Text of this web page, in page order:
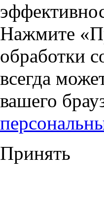
Нажмите
обработки
всегда
вашего
Принять